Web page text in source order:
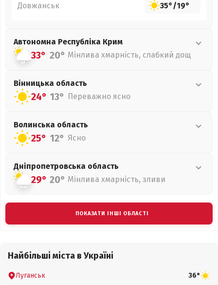
Довжанськ 35°/19°
Автономна Республіка Крим
33° 20° Мінлива хмарність, слабкий дощ
Вінницька область
24° 13° Переважно ясно
Волинська область
25° 12° Ясно
Дніпропетровська область
29° 20° Мінлива хмарність, зливи
ПОКАЗАТИ ІНШІ ОБЛАСТІ
Найбільші міста в Україні
Луганськ 36°